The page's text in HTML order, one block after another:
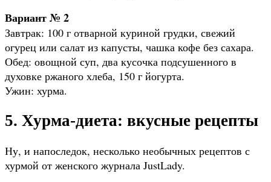
Вариант № 2
Завтрак: 100 г отварной куриной грудки, свежий
огурец или салат из капусты, чашка кофе без сахара.
Обед: овощной суп, два кусочка подсушенного в
духовке ржаного хлеба, 150 г йогурта.
Ужин: хурма.
5. Хурма-диета: вкусные рецепты
Ну, и напоследок, несколько необычных рецептов с
хурмой от женского журнала JustLady.